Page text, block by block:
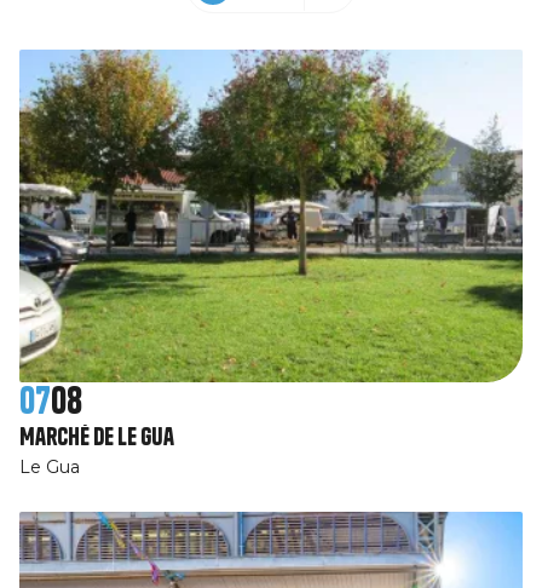
0708
Marché de Le Gua
Le Gua